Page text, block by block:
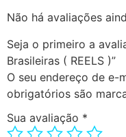
Não há avaliações
Seja o primeiro a
Brasileiras ( REELS )”
O seu endereço de e-
obrigatórios são
Sua avaliação *